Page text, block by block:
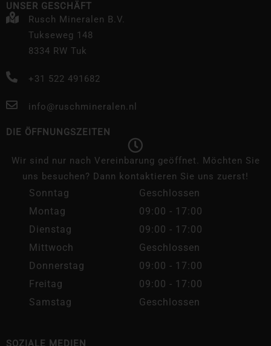
UNSER GESCHÄFT
Rusch Mineralen B.V.
Tukseweg 148
8334 RW Tuk
+31 522 491682
info@ruschmineralen.nl
DIE ÖFFNUNGSZEITEN
Wir sind nur nach Vereinbarung geöffnet. Möchten Sie
uns besuchen? Dann kontaktieren Sie uns zuerst!
Sonntag
Geschlossen
Montag
09:00 - 17:00
Dienstag
09:00 - 17:00
Mittwoch
Geschlossen
Donnerstag
09:00 - 17:00
Freitag
09:00 - 17:00
Samstag
Geschlossen
SOZIALE MEDIEN